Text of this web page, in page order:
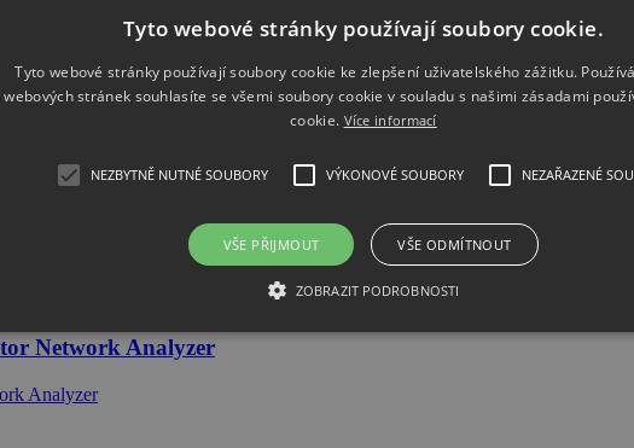
Streamline Series USB Vector Network Analyzer
Network Analyzer
Tyto webové stránky používají soubory cookie.
Tyto webové stránky používají soubory cookie ke zlepšení uživatelského zážitku.
webových stránek souhlasíte se všemi soubory cookie v souladu s našimi zásadami
cookie. Více informací
NEZBYTNĚ NUTNÉ SOUBORY VÝKONOVÉ SOUBORY NEZAŘAZENÉ
VŠE PŘIJMOUT VŠE ODMÍTNOUT
ZOBRAZIT PODROBNOSTI